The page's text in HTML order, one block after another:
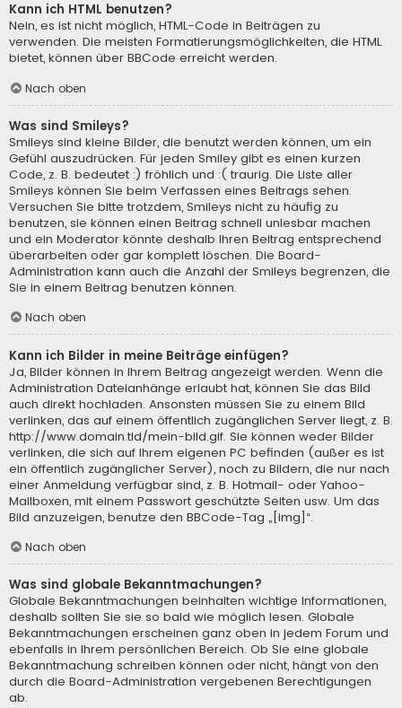
Kann ich HTML benutzen?
Nein, es ist nicht möglich, HTML-Code in Beiträgen zu
verwenden. Die meisten Formatierungsmöglichkeiten, die HTML
bietet, können über BBCode erreicht werden.
Nach oben
Was sind Smileys?
Smileys sind kleine Bilder, die benutzt werden können, um ein
Gefühl auszudrücken. Für jeden Smiley gibt es einen kurzen
Code, z. B. bedeutet :) fröhlich und :( traurig. Die Liste aller
Smileys können Sie beim Verfassen eines Beitrags sehen.
Versuchen Sie bitte trotzdem, Smileys nicht zu häufig zu
benutzen, sie können einen Beitrag schnell unlesbar machen
und ein Moderator könnte deshalb Ihren Beitrag entsprechend
überarbeiten oder gar komplett löschen. Die Board-
Administration kann auch die Anzahl der Smileys begrenzen, die
Sie in einem Beitrag benutzen können.
Nach oben
Kann ich Bilder in meine Beiträge einfügen?
Ja, Bilder können in Ihrem Beitrag angezeigt werden. Wenn die
Administration Dateianhänge erlaubt hat, können Sie das Bild
auch direkt hochladen. Ansonsten müssen Sie zu einem Bild
verlinken, das auf einem öffentlich zugänglichen Server liegt, z. B.
http://www.domain.tld/mein-bild.gif. Sie können weder Bilder
verlinken, die sich auf Ihrem eigenen PC befinden (außer es ist
ein öffentlich zugänglicher Server), noch zu Bildern, die nur nach
einer Anmeldung verfügbar sind, z. B. Hotmail- oder Yahoo-
Mailboxen, mit einem Passwort geschützte Seiten usw. Um das
Bild anzuzeigen, benutze den BBCode-Tag „[img]“.
Nach oben
Was sind globale Bekanntmachungen?
Globale Bekanntmachungen beinhalten wichtige Informationen,
deshalb sollten Sie sie so bald wie möglich lesen. Globale
Bekanntmachungen erscheinen ganz oben in jedem Forum und
ebenfalls in Ihrem persönlichen Bereich. Ob Sie eine globale
Bekanntmachung schreiben können oder nicht, hängt von den
durch die Board-Administration vergebenen Berechtigungen
ab.